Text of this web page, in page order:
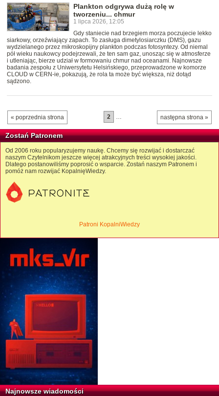
Plankton odgrywa dużą rolę w
tworzeniu... chmur
1 lipca 2026, 12:05
Gdy staniecie nad brzegiem morza poczujecie lekko
siarkowy, orzeźwiający zapach. To zasługa dimetylosiarczku (DMS), gazu
wydzielanego przez mikroskopijny plankton podczas fotosyntezy. Od niemal
pół wieku naukowcy podejrzewali, że ten sam gaz, unosząc się w atmosferze
i utleniając, bierze udział w formowaniu chmur nad oceanami. Najnowsze
badania zespołu z Uniwersytetu Helsińskiego, przeprowadzone w komorze
CLOUD w CERN-ie, pokazują, że rola ta może być większa, niż dotąd
sądzono.
« poprzednia strona następna strona »
2 …
Zostań Patronem
Od 2006 roku popularyzujemy naukę. Chcemy się rozwijać i dostarczać
naszym Czytelnikom jeszcze więcej atrakcyjnych treści wysokiej jakości.
Dlatego postanowiliśmy poprosić o wsparcie. Zostań naszym Patronem i
pomóż nam rozwijać KopalnięWiedzy.
Patroni KopalniWiedzy
Najnowsze wiadomości